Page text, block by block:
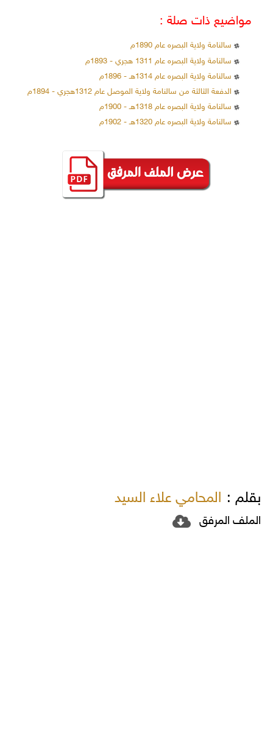
مواضيع ذات صلة :
سالنامة ولاية البصره عام 1890م
سالنامة ولاية البصره عام 1311 هجري - 1893م
سالنامة ولاية البصره عام 1314هـ - 1896م
الدفعة الثالثة من سالنامة ولاية الموصل عام 1312هجري - 1894م
سالنامة ولاية البصره عام 1318هـ - 1900م
سالنامة ولاية البصره عام 1320هـ - 1902م
بقلم : المحامي علاء السيد
الملف المرفق